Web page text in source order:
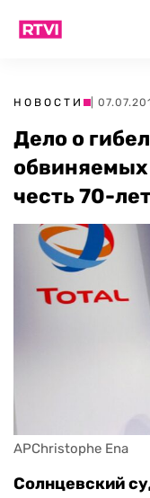
НОВОСТИ |
Дело о
честь 70-
APChristophe Ena
Солнцевский